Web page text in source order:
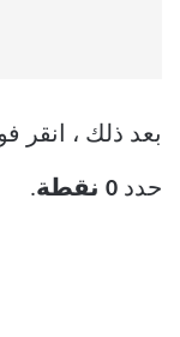
بعد ذلك ، انقر
حدد 0 نقطة .